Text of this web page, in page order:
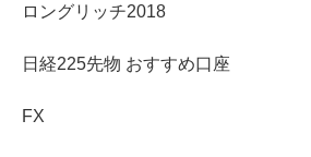
ロングリッチ2018
日経225先物 おすすめ口座
FX